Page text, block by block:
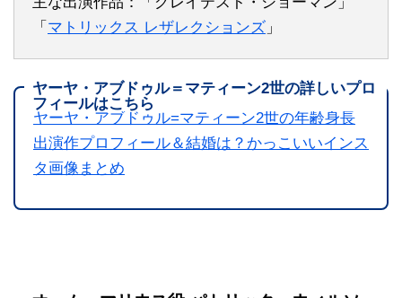
「 マトリックス レザレクションズ 」
ヤーヤ・アブドゥル＝マティーン2世の詳しいプロ
フィールはこちら
ヤーヤ・アブドゥル=マティーン2世の年齢身長
出演作プロフィール＆結婚は？かっこいいインス
タ画像まとめ